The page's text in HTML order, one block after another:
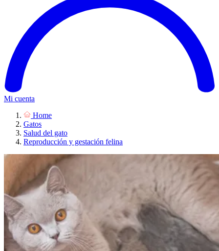
Mi cuenta
Home
Gatos
Salud del gato
Reproducción y gestación felina